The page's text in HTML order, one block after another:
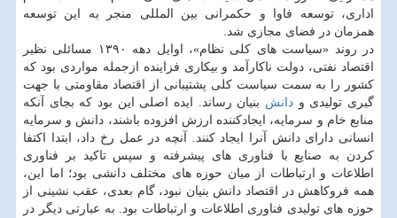
اداری، توسعه فاوا و حکمرانی بین المللی منجر به این توسعه
همزمان در فضای مجازی شد.
در روند «سیاست های کلی نظام»، اوایل دهه ۱۳۹۰ مسائلی نظیر
اقتصاد نفتی، دولت ناکارآمد و بیکاری فزاینده ازجمله مواردی بود که
کشور را به سمت سیاست کلی پشتیبانی از اقتصاد مقاومتی با جهت
گیری تولیدی و دانش بنیان رساند. ایده اصلی این بود که بجای آنکه
منابع خام و سرمایه، ایجادکننده ارزش افزوده باشند، دانش و سرمایه
انسانی دارای دانش آنرا ایجاد کنند. آنچه در عمل رخ داد، ابتدا اکتفا
کردن به صنایع با فناوری های پیشرفته و سپس تاکید بر فناوری
اطلاعات و ارتباطات از میان حوزه های مختلف دانشی بود؛ اما این،
همه فروکاهش در اقتصاد دانش بنیان نبود، گام بعدی، عقب نشینی از
حوزه های تولیدی فناوری اطلاعات و ارتباطات بود. به عبارتی دیگر در